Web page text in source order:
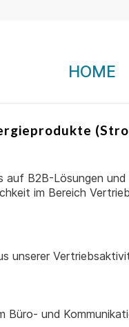
HOME
B2B-Lösungen
im Bereich
unserer
Büro- und